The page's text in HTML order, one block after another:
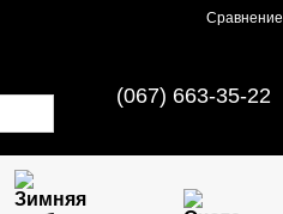
Сравнение
(067) 663-35-22